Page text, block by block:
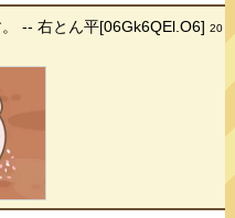
-- 右とん平[06Gk6QEl.O6]20